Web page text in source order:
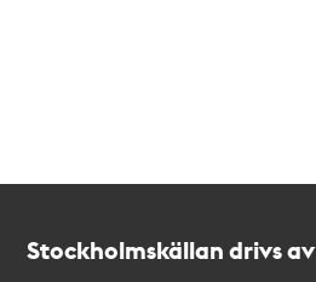
Stockholmskällan drivs av